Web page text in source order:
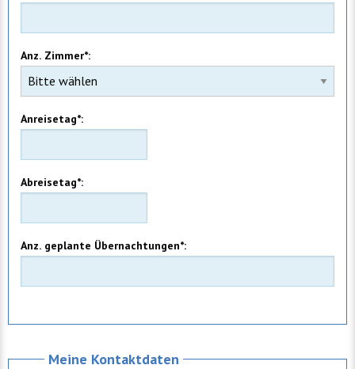
Anz. Zimmer*:
Anreisetag*:
Abreisetag*:
Anz. geplante Übernachtungen*:
Meine Kontaktdaten